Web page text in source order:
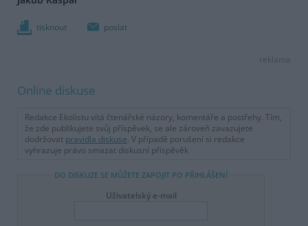
tisknout poslat
reklama
Online diskuse
Redakce Ekolistu vítá čtenářské názory, komentáře a postřehy. Tím,
že zde publikujete svůj příspěvek, se ale zároveň zavazujete
dodržovat pravidla diskuse. V případě porušení si redakce
vyhrazuje právo smazat diskusní příspěvěk
DO DISKUZE SE MŮŽETE ZAPOJIT PO PŘIHLÁŠENÍ
Uživatelský e-mail